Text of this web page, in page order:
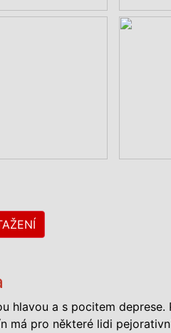
hlavou a s pocitem
má pro některé lidi